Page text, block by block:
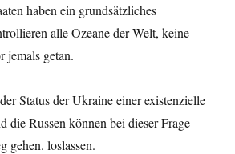
haben ein grundsätzliches
alle Ozeane der Welt, keine
jemals getan.
Status der Ukraine einer existenzielle
die Russen können bei dieser Frage
gehen. loslassen.